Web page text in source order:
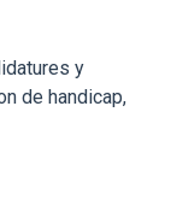
y
de handicap,